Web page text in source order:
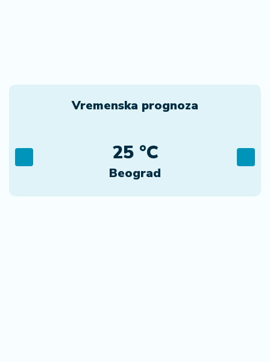
Vremenska prognoza
Beograd
25 °C